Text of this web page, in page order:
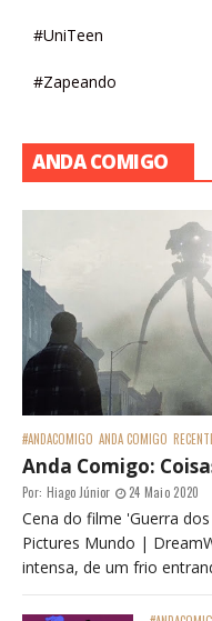
#UniTeen
#Zapeando
ANDA COMIGO
#ANDACOMIGO ANDA COMIGO
Anda Comigo:
Por: Hiago Júnior 24 Maio 2020
Cena do filme 'Guerra
Pictures Mundo |
intensa, de um frio